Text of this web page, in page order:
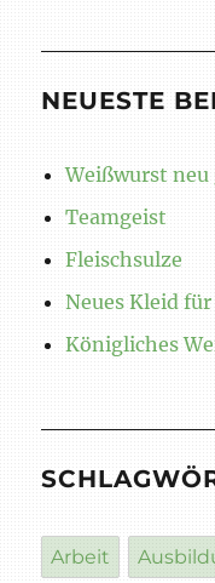
NEUESTE
Weißwurst neu
Teamgeist
Fleischsulze
Neues Kleid
Königliches
Arbeit